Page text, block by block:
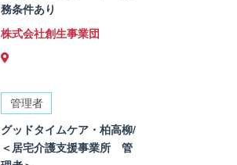
務条件あり
株式会社創生事業団
管理者
グッドタイムケア・柏高柳/
＜居宅介護支援事業所 管